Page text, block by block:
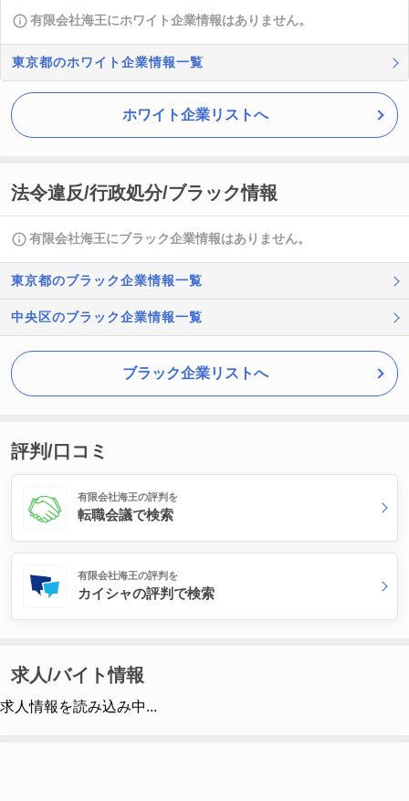
有限会社海王にホワイト企業情報はありません。
東京都のホワイト企業情報一覧
ホワイト企業リストへ
法令違反/行政処分/ブラック情報
有限会社海王にブラック企業情報はありません。
東京都のブラック企業情報一覧
中央区のブラック企業情報一覧
ブラック企業リストへ
評判/口コミ
有限会社海王の評判を
転職会議で検索
有限会社海王の評判を
カイシャの評判で検索
求人/バイト情報
求人情報を読み込み中...